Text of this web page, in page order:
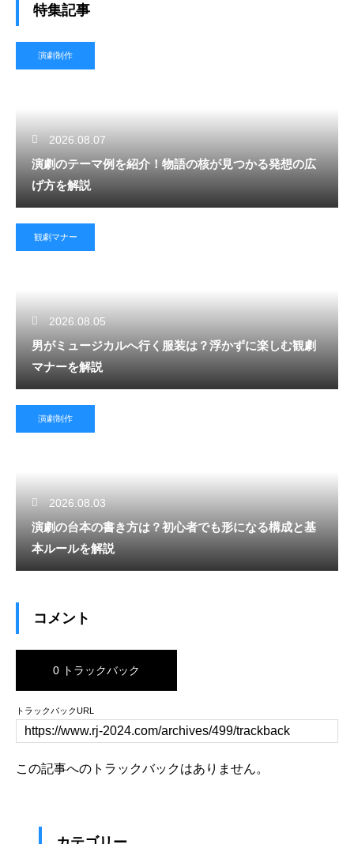
特集記事
演劇制作
2026.08.07
演劇のテーマ例を紹介！物語の核が見つかる発想の広
げ方を解説
観劇マナー
2026.08.05
男がミュージカルへ行く服装は？浮かずに楽しむ観劇
マナーを解説
演劇制作
2026.08.03
演劇の台本の書き方は？初心者でも形になる構成と基
本ルールを解説
コメント
0 トラックバック
トラックバックURL
この記事へのトラックバックはありません。